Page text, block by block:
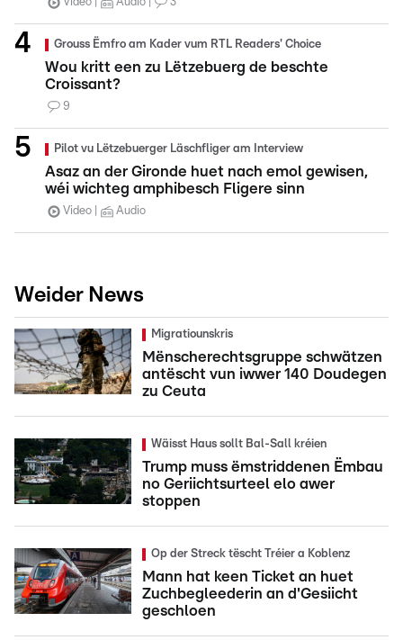
Grouss Ëmfro am Kader vum RTL Readers' Choice
Wou kritt een zu Lëtzebuerg de beschte
Croissant?
9
Pilot vu Lëtzebuerger Läschfliger am Interview
Asaz an der Gironde huet nach emol gewisen,
wéi wichteg amphibesch Fligere sinn
Video Audio
Weider News
Migratiounskris
Mënscherechtsgruppe schwätzen
antëscht vun iwwer 140 Doudegen
zu Ceuta
Wäisst Haus sollt Bal-Sall kréien
Trump muss ëmstriddenen Ëmbau
no Geriichtsurteel elo awer
stoppen
Op der Streck tëscht Tréier a Koblenz
Mann hat keen Ticket an huet
Zuchbegleederin an d'Gesiicht
geschloen